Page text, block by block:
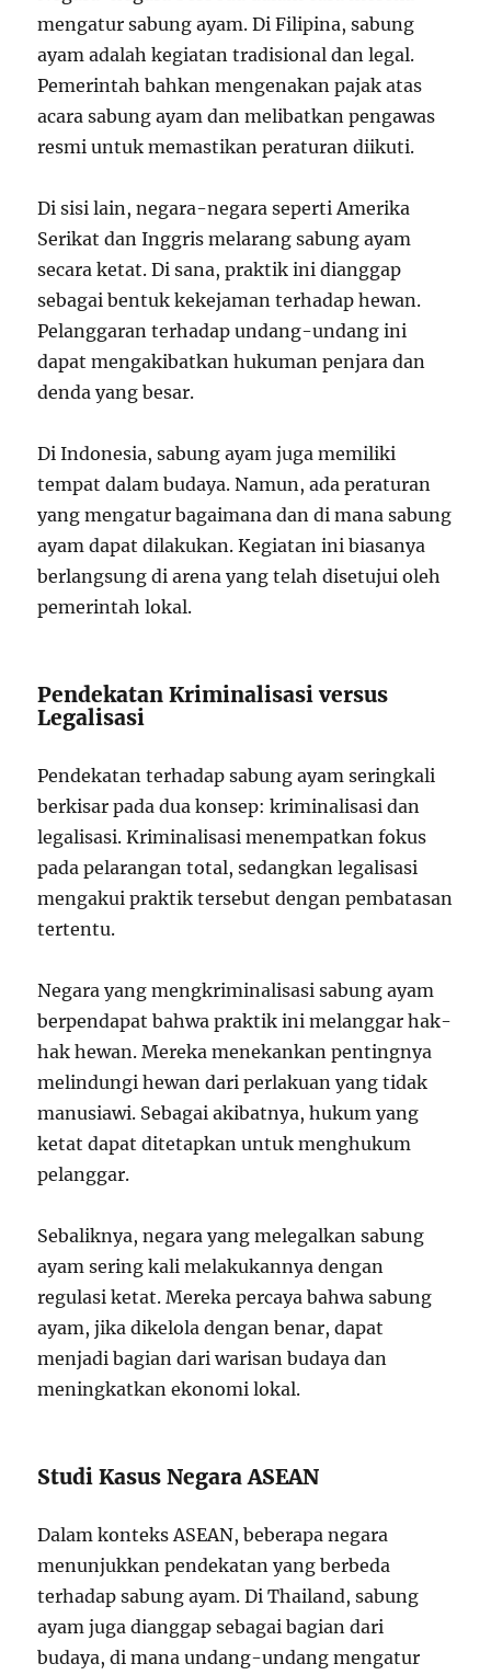
mengatur sabung ayam. Di Filipina, sabung
ayam adalah kegiatan tradisional dan legal.
Pemerintah bahkan mengenakan pajak atas
acara sabung ayam dan melibatkan pengawas
resmi untuk memastikan peraturan diikuti.
Di sisi lain, negara-negara seperti Amerika
Serikat dan Inggris melarang sabung ayam
secara ketat. Di sana, praktik ini dianggap
sebagai bentuk kekejaman terhadap hewan.
Pelanggaran terhadap undang-undang ini
dapat mengakibatkan hukuman penjara dan
denda yang besar.
Di Indonesia, sabung ayam juga memiliki
tempat dalam budaya. Namun, ada peraturan
yang mengatur bagaimana dan di mana sabung
ayam dapat dilakukan. Kegiatan ini biasanya
berlangsung di arena yang telah disetujui oleh
pemerintah lokal.
Pendekatan Kriminalisasi versus
Legalisasi
Pendekatan terhadap sabung ayam seringkali
berkisar pada dua konsep: kriminalisasi dan
legalisasi. Kriminalisasi menempatkan fokus
pada pelarangan total, sedangkan legalisasi
mengakui praktik tersebut dengan pembatasan
tertentu.
Negara yang mengkriminalisasi sabung ayam
berpendapat bahwa praktik ini melanggar hak-
hak hewan. Mereka menekankan pentingnya
melindungi hewan dari perlakuan yang tidak
manusiawi. Sebagai akibatnya, hukum yang
ketat dapat ditetapkan untuk menghukum
pelanggar.
Sebaliknya, negara yang melegalkan sabung
ayam sering kali melakukannya dengan
regulasi ketat. Mereka percaya bahwa sabung
ayam, jika dikelola dengan benar, dapat
menjadi bagian dari warisan budaya dan
meningkatkan ekonomi lokal.
Studi Kasus Negara ASEAN
Dalam konteks ASEAN, beberapa negara
menunjukkan pendekatan yang berbeda
terhadap sabung ayam. Di Thailand, sabung
ayam juga dianggap sebagai bagian dari
budaya, di mana undang-undang mengatur